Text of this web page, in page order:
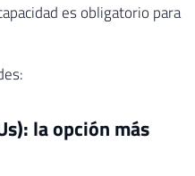
es obligatorio para
la opción más